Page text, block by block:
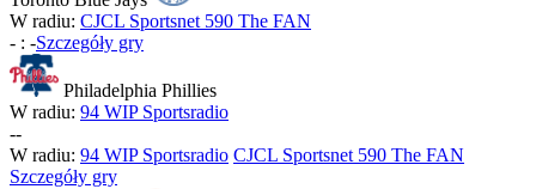
W radiu: CJCL Sportsnet 590 The FAN
- : -Szczegóły gry
Philadelphia Phillies
W radiu: 94 WIP Sportsradio
--
W radiu: 94 WIP Sportsradio CJCL Sportsnet 590 The FAN
Szczegóły gry